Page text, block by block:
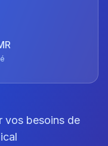
vos besoins de